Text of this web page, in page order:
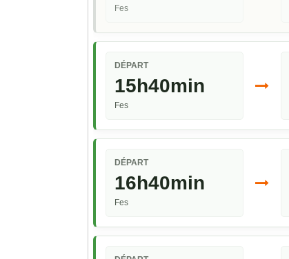
Fes
DÉPART
15h40min
Fes
DÉPART
16h40min
Fes